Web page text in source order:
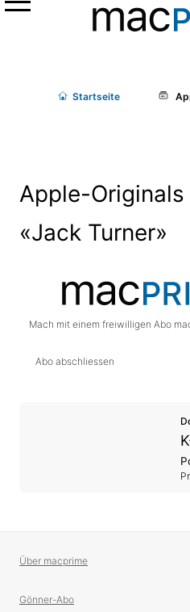
Menü
Startseite
Apple-
«Jack Turner»
Mach mit einem freiwilligen Abo
Abo abschliessen
Über macprime
Gönner-Abo